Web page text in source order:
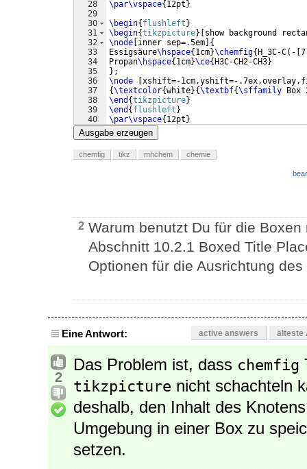
28
29
30
31
32
33
34
35
36
37
38
39
40
41
\par\vspace{ 12pt }
\begin{ flushleft }
\begin{tikzpicture}
show background
\node inner sep=.5em {
Essigsäure\hspace{ 1cm}\chemfig{ H_3C-C( - 7
Propan\hspace{ 1cm}\ce{ H3C-CH2-CH3}
} ;
\node
xshift=-1cm,yshift=-
{\textcolor{white}{\textbf{\sffamily Box
\end {tikzpicture}
\end { flushleft }
\par\vspace{ 12pt }
Ausgabe erzeugen
chemfig tikz mhchem chemie
2 Warum benutzt Du für die
Abschnitt 10.2.1 Boxed Title
Optionen für die Ausrichtung des
Eine Antwort: active answers älteste
2
Das Problem ist, dass chemfig
tikzpicture nicht schachteln
deshalb, den Inhalt des
Umgebung in einer Box zu
setzen.